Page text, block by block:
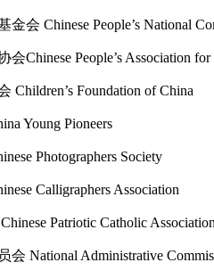
会 Chinese People’s National
Chinese People’s Association
Children’s Foundation of China
Young Pioneers
Photographers Society
Calligraphers Association
Patriotic Catholic Association
National Administrative